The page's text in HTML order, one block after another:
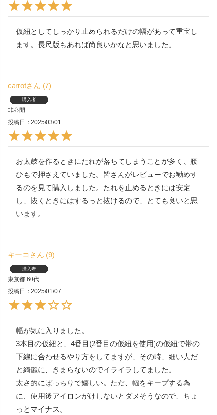
仮紐としてしっかり止められるだけの幅があって重宝し
ます。長尺版もあれば尚良いかなと思いました。
carrot 7
購入者
非公開
投稿日
2025/03/01
お太鼓を作るときにたれが落ちてしまうことが多く、腰
ひもで押さえていました。皆さんがレビューでお勧めす
るのを見て購入しました。たれを止めるときには安定
し、抜くときにはするっと抜けるので、とても良いと思
います。
キーコ 9
購入者
東京都 60代
投稿日
2025/01/07
幅が気に入りました。
3本目の仮紐と、4番目(2番目の仮紐を使用)の仮紐で帯の
下線に合わせるやり方をしてますが、その時、細い人だ
と綺麗に、きまらないのでイライラしてました。
太さ的にばっちりで嬉しい。ただ、幅をキープする為
に、使用後アイロンがけしないとダメそうなので、ちょ
っとマイナス。